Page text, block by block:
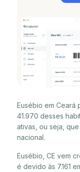
Eusébio em Ceará
41.970 desses
ativas, ou seja,
nacional.
Eusébio, CE vem
é devido às 7.161